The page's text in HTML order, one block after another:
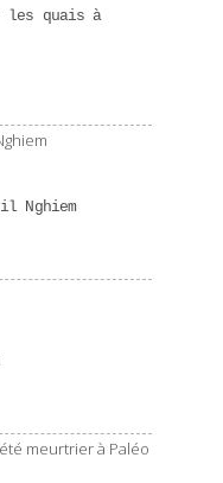
les quais à
Nghiem